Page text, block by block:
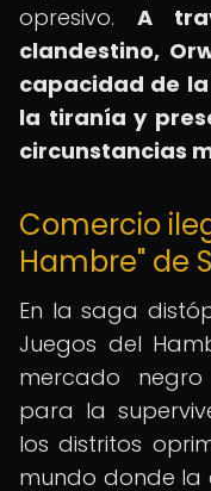
opresivo. A
clandestino,
capacidad de
la tiranía y
circunstancias
Comercio
Hambre" de
En la saga
Juegos del
mercado negro
para la
los distritos
mundo donde